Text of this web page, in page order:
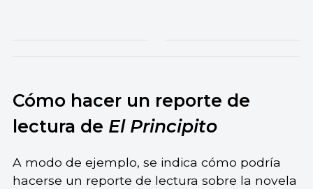
Cómo hacer un reporte de
lectura de El Principito
A modo de ejemplo, se indica cómo podría
hacerse un reporte de lectura sobre la novela